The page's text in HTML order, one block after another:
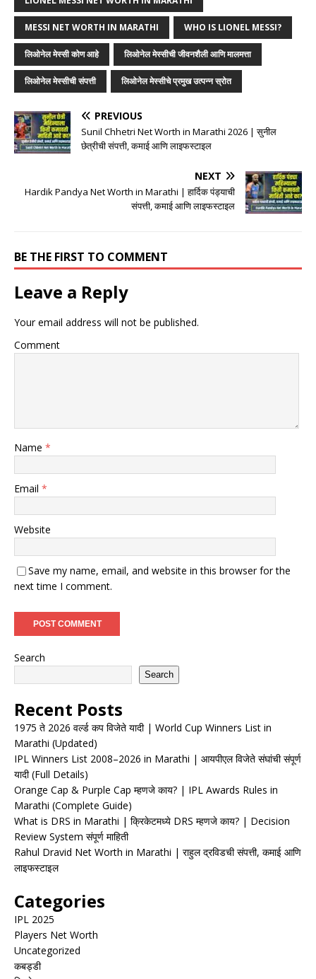
MESSI NET WORTH IN MARATHI WHO IS LIONEL MESSI?
लिओनेल मेस्सी कोण आहे लिओनेल मेस्सीची जीवनशैली आणि मालमत्ता
लिओनेल मेस्सीची संपत्ती लिओनेल मेस्सीचे प्रमुख उत्पन्न स्रोत
PREVIOUS
Sunil Chhetri Net Worth in Marathi 2026 | सुनील
छेत्रीची संपत्ती, कमाई आणि लाइफस्टाइल
NEXT
Hardik Pandya Net Worth in Marathi | हार्दिक पंड्याची
संपत्ती, कमाई आणि लाइफस्टाइल
BE THE FIRST TO COMMENT
Leave a Reply
Your email address will not be published.
Comment
Name *
Email *
Website
Save my name, email, and website in this browser for the
next time I comment.
Search
Search
Recent Posts
1975 ते 2026 वर्ल्ड कप विजेते यादी | World Cup Winners List in
Marathi (Updated)
IPL Winners List 2008–2026 in Marathi | आयपीएल विजेते संघांची संपूर्ण
यादी (Full Details)
Orange Cap & Purple Cap म्हणजे काय? | IPL Awards Rules in
Marathi (Complete Guide)
What is DRS in Marathi | क्रिकेटमध्ये DRS म्हणजे काय? | Decision
Review System संपूर्ण माहिती
Rahul Dravid Net Worth in Marathi | राहुल द्रविडची संपत्ती, कमाई आणि
लाइफस्टाइल
Categories
IPL 2025
Players Net Worth
Uncategorized
कबड्डी